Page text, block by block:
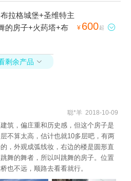
拉格城堡+圣维特主
的房子+火药塔+布
¥ 600起 
剩余产品 
聪*羊 2018-10-09
筑，偏庄重和历史感，但这个房子是
不算太高，估计也就10多层吧，有两
，外观成弧线妆，右边的楼是圆形直
舞的舞者，所以叫跳舞的房子。位置
也不远，顺路去看看就行。